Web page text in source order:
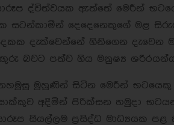
ද්විත්වයක ඇත්තේ මෙරීන්
සටන්කාමීන් දෙදෙනෙකුගේ මළ
‍දැක්වෙන්නේ ගිනිගෙන දැවෙන
බවට පත්ව ගිය මනුෂ්‍ය
මුහුණින් සිටින මෙරීන් භටයෙකු
අදිමින් පිරික්සන හමුදා
සියල්ලම ප්‍රසිද්ධ මාධ්‍යයක පළ